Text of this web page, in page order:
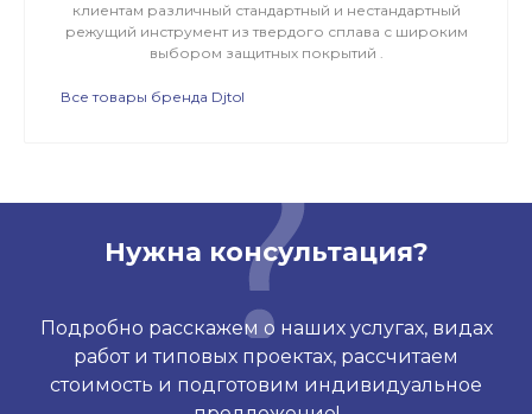
клиентам различный стандартный и нестандартный
режущий инструмент из твердого сплава с широким
выбором защитных покрытий .
Все товары бренда Djtol
Нужна консультация?
Подробно расскажем о наших услугах, видах
работ и типовых проектах, рассчитаем
стоимость и подготовим индивидуальное